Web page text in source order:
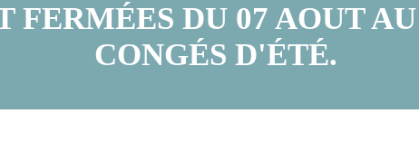
FERMÉES DU 07 AOUT
CONGÉS D'ÉTÉ.